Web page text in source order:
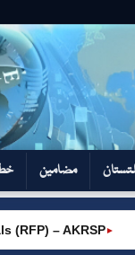
مضامین
►
AKRSP